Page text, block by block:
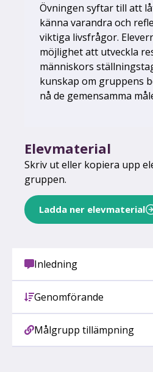
Inledning
Genomförande
Målgrupp tillämpning
Övningen syftar till att
känna varandra och
viktiga livsfrågor.
möjlighet att utveckla
människors
kunskap om gruppens
nå de gemensamma
Elevmaterial
Skriv ut eller kopiera upp
gruppen.
Ladda ner elevmaterial